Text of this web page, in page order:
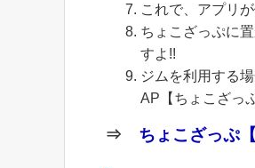
これで、アプリ
ちょこざっぷに
すよ!!
ジムを利用する
AP【ちょこざっ
⇒ ちょこざっぷ